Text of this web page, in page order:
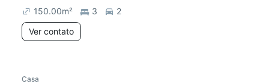
150.00m² 3
2
Ver contato
Casa